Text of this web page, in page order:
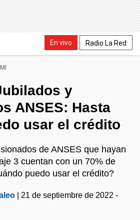
En vivo Radio La Red
y
ANSES: Hasta
usar el crédito
de ANSES que hayan
3 cuentan con un 70% de
puedo usar el crédito?
21 de septiembre de 2022 -